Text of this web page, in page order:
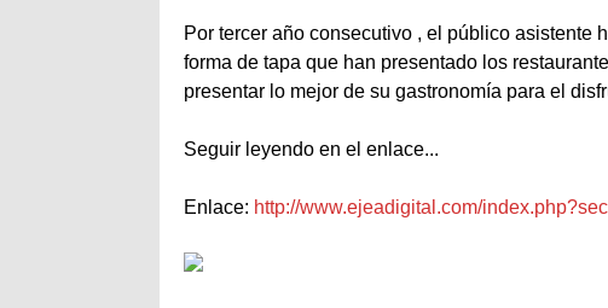
Por tercer año consecutivo , el público asistente
forma de tapa que han presentado los
presentar lo mejor de su gastronomía para el
Seguir leyendo en el enlace...
Enlace: http://www.ejeadigital.com/